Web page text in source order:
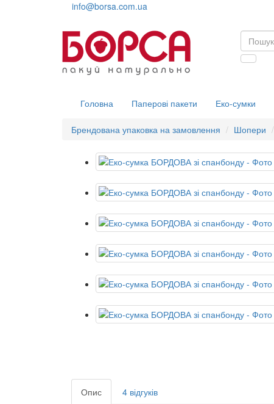
info@borsa.com.ua
Головна Паперові пакети Еко-сумки
Брендована упаковка на замовлення Шопери
Опис
4 відгуків